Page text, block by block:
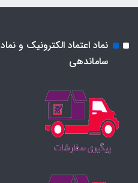
نماد اعتماد الکترونیک و نماد
ساماندهی